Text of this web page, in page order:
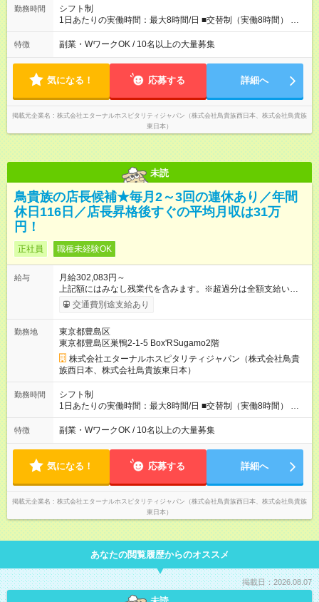
勤務時間
シフト制
1日あたりの実働時間：最大8時間/日 ■交替制（実働8時間） ▼
シフト例 ○16：00～翌2：00 ○20：00～翌6：00 ※営業時間は店
舗による。 ＜無断残業は絶対禁止！＞ どうしても必要な時は、
すが、これをゼロにするのが目標の一つです。
特徴 副業・WワークOK / 10名以上の大量募集
気になる！ 応募する 詳細へ
掲載元企業名
株式会社エターナルホスピタリティジャパン（株式会社鳥貴族西日本、株式会社鳥貴族
東日本）
未読
鳥貴族の店長候補★毎月2～3回の連休あり／年間
休日116日／店長昇格後すぐの平均月収は31万
円！
正社員 職種未経験OK
給与
月給302,083円～
上記額にはみなし残業代を含みます。※超過分は全額支給いたし
ます。 みなし残業代 51,845円 以上／月 みなし残業時間 30時間
／月 定額深夜手当（60時間、2万738円～）含む。 それぞれ
未経験スタートのメンバーも多いです。 ◎上司との距離が近
く、困ったことがあってもマネージャーにすぐ相談できます。
◎女性活躍中！女性管理職登用実績あり！ ◎月1回エリア会議あ
り。社長が直接、目標や方針を発表します。 ⇒各店舗の好事例
を知れるなど、刺激がたくさん 【試用期間】試用期間なし
交通費別途支給あり
勤務地
東京都豊島区
東京都豊島区巣鴨2-1-5 Box'RSugamo2階
株式会社エターナルホスピタリティジャパン（株式会社鳥貴
族西日本、株式会社鳥貴族東日本）
勤務時間
シフト制
1日あたりの実働時間：最大8時間/日 ■交替制（実働8時間） ▼
シフト例 ○16：00～翌2：00 ○20：00～翌6：00 ※営業時間は店
舗による。 ＜無断残業は絶対禁止！＞ どうしても必要な時は、
すが、これをゼロにするのが目標の一つです。
特徴 副業・WワークOK / 10名以上の大量募集
気になる！ 応募する 詳細へ
掲載元企業名
株式会社エターナルホスピタリティジャパン（株式会社鳥貴族西日本、株式会社鳥貴族
東日本）
あなたの閲覧履歴からのオススメ
掲載日：2026.08.07